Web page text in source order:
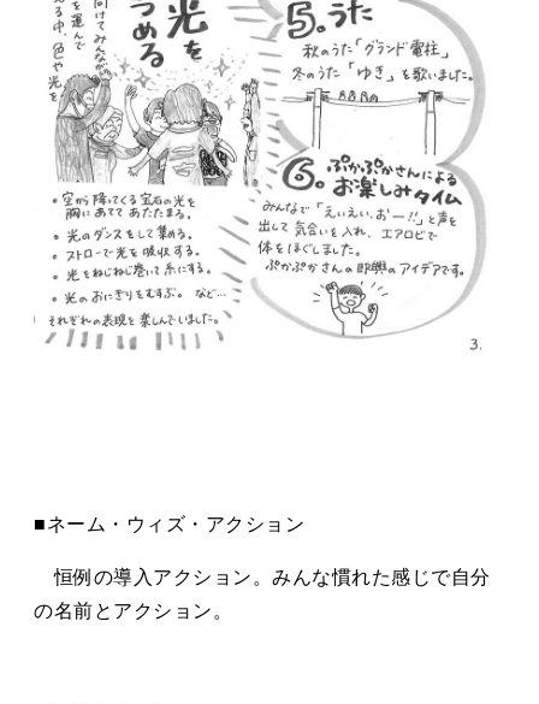
■ネーム・ウィズ・アクション
恒例の導入アクション。みんな慣れた感じで自分
の名前とアクション。